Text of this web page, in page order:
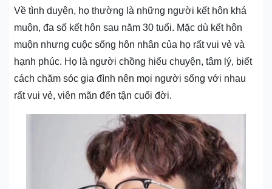
Về tình duyên, họ thường là những người kết hôn khá
muộn, đa số kết hôn sau năm 30 tuổi. Mặc dù kết hôn
muộn nhưng cuộc sống hôn nhân của họ rất vui vẻ và
hạnh phúc. Họ là người chồng hiểu chuyện, tâm lý, biết
cách chăm sóc gia đình nên mọi người sống với nhau
rất vui vẻ, viên mãn đến tận cuối đời.